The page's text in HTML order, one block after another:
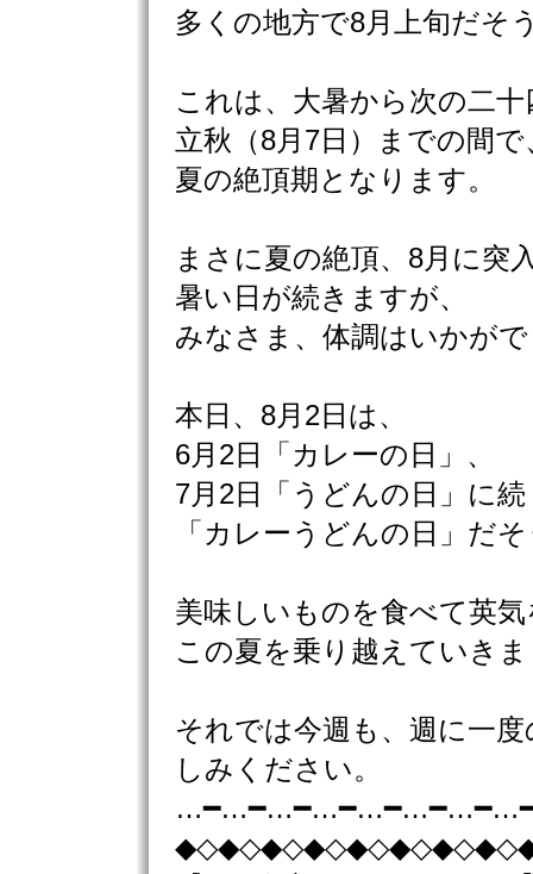
多くの地方で8月上旬だそ
これは、大暑から次の二
立秋（8月7日）までの間で
夏の絶頂期となります。
まさに夏の絶頂、8月に突
暑い日が続きますが、
みなさま、体調はいかが
本日、8月2日は、
6月2日「カレーの日」、
7月2日「うどんの日」に続
「カレーうどんの日」だ
美味しいものを食べて英
この夏を乗り越えていき
それでは今週も、週に一
しみください。